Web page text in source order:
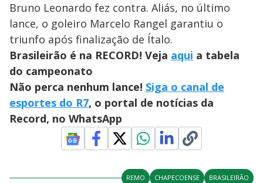
Bruno Leonardo fez contra. Aliás, no último
lance, o goleiro Marcelo Rangel garantiu o
triunfo após finalização de Ítalo.
Brasileirão é na RECORD! Veja aqui a tabela
do campeonato
Não perca nenhum lance! Siga o canal de
esportes do R7, o portal de notícias da
Record, no WhatsApp
REMO CHAPECOENSE BRASILEIRÃO